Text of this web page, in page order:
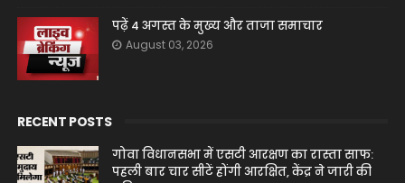
पढ़ें 4 अगस्त के मुख्य और ताजा समाचार
August 03, 2026
RECENT POSTS
गोवा विधानसभा में एसटी आरक्षण का रास्ता साफ:
पहली बार चार सीटें होंगी आरक्षित, केंद्र ने जारी की